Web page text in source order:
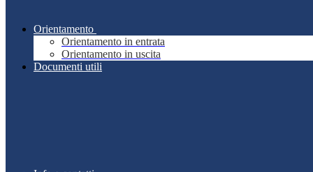
Orientamento
Orientamento in entrata
Orientamento in uscita
Documenti utili